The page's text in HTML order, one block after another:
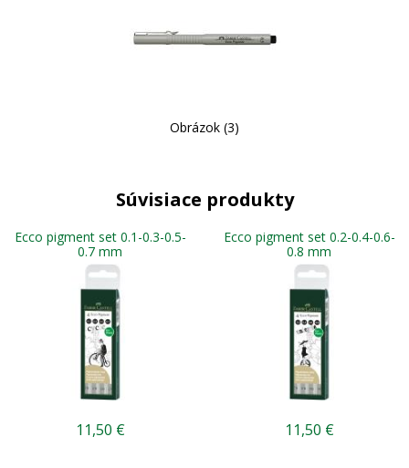
Obrázok (3)
Súvisiace produkty
Ecco pigment set 0.1-0.3-0.5-
0.7 mm
11,50 €
Ecco pigment set 0.2-0.4-0.6-
0.8 mm
11,50 €